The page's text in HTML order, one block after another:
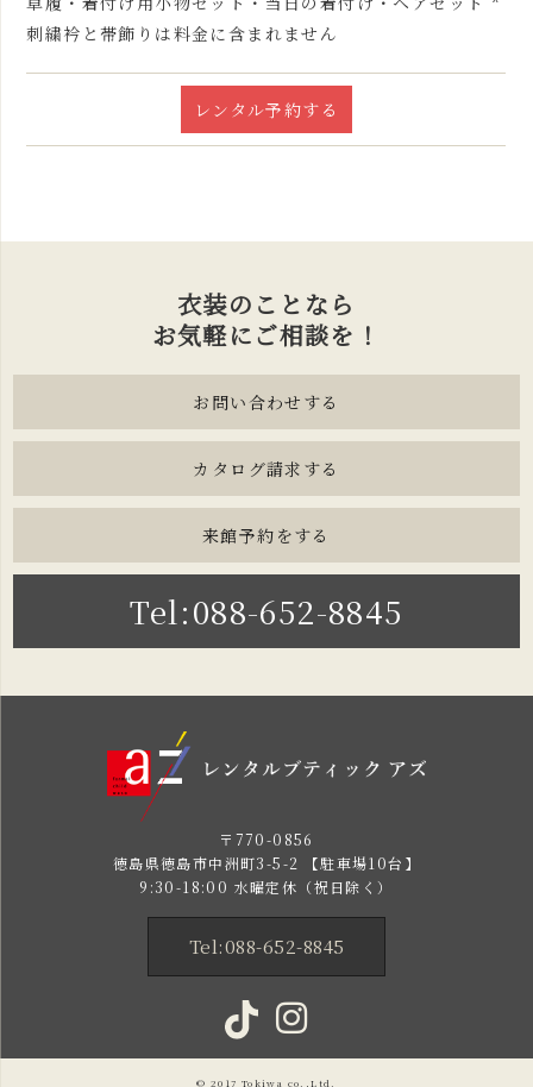
刺繍衿と帯飾りは料金に含まれません
レンタル予約する
衣装のことなら
お気軽にご相談を！
お問い合わせする
カタログ請求する
来館予約をする
Tel:088-652-8845
〒770-0856
徳島県徳島市中洲町3-5-2 【駐車場10台】
9:30-18:00 水曜定休（祝日除く）
Tel:088-652-8845
© 2017 Tokiwa co.,Ltd.